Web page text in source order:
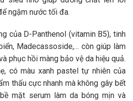
ngậm nước tối đa.
của D-Panthenol (vitamin B5), tinh
Madecassoside,… còn giúp làm
phục hồi màng bảo vệ da hiệu quả.
có màu xanh pastel tự nhiên của
thấu cực nhanh mà không gây bết
mặt serum làm da bóng mịn và